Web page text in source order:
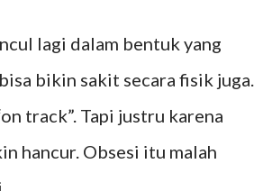
lagi dalam bentuk yang
bikin sakit secara fisik juga.
track”. Tapi justru karena
hancur. Obsesi itu malah